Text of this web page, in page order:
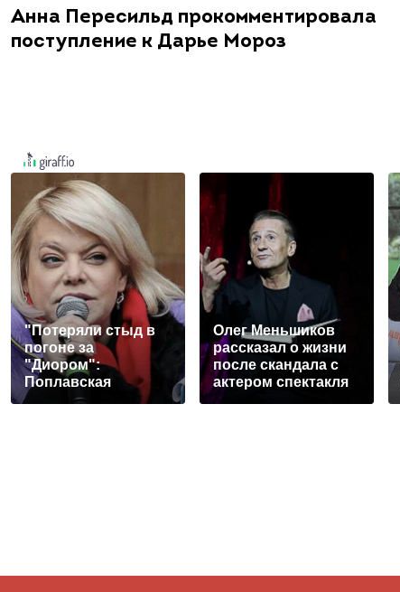
Анна Пересильд прокомментировала
поступление к Дарье Мороз
"Потеряли стыд в
погоне за
"Диором":
Поплавская
вмазала семейке
Олег Меньшиков
рассказал о жизни
после скандала с
актером спектакля
«Гамлет» Андреем